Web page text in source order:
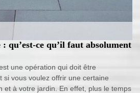
qu’est-ce qu’il faut absolument
une opération qui doit être
si vous voulez offrir une certaine
et à votre jardin. En effet, plus le temps